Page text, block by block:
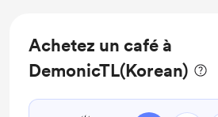
Achetez un café à
DemonicTL(Korean)